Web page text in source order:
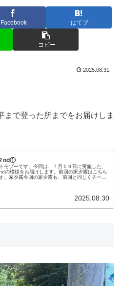
Facebook はてブ
コピー
2025.08.31
まで登った所までをお届けしま
nd①
モゾーです。今回は、７月１９日に実施した、
の模様をお届けします。前回の家夕霧はこちら
。家夕霧今回の家夕霧も、前回と同じくチーム
2025.08.30